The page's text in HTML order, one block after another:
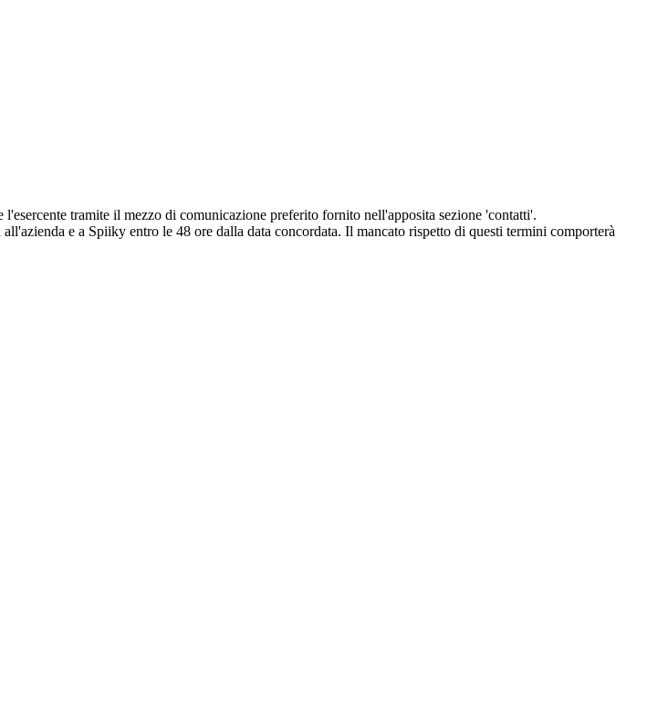
tramite il mezzo di comunicazione preferito fornito nell'apposita sezione 'contatti'.
e a Spiiky entro le 48 ore dalla data concordata. Il mancato rispetto di questi termini comporterà